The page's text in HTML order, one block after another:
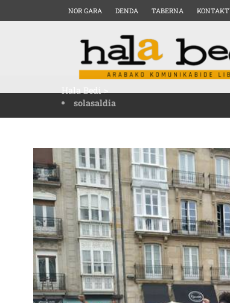
NOR GARA DENDA TABERNA
Hala Bedi>
solasaldia